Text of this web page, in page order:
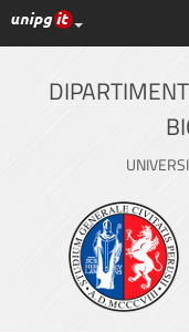
Vai
al
contenuto
principale
Link ai